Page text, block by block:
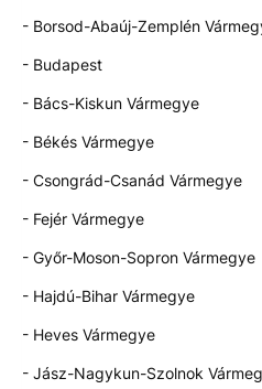
- Borsod-Abaúj-Zemplén
- Budapest
- Bács-Kiskun Vármegye
- Békés Vármegye
- Csongrád-Csanád Vármegye
- Fejér Vármegye
- Győr-Moson-Sopron Vármegye
- Hajdú-Bihar Vármegye
- Heves Vármegye
- Jász-Nagykun-Szolnok